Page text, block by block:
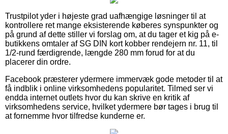
Trustpilot yder i højeste grad uafhængige løsninger til at
kontrollere ret mange eksisterende køberes synspunkter og
på grund af dette stiller vi forslag om, at du tager et kig på e-
butikkens omtaler af SG DIN kort kobber rendejern nr. 11, til
1/2-rund færdigrende, længde 280 mm forud for at du
placerer din ordre.
Facebook præsterer ydermere immervæk gode metoder til at
få indblik i online virksomhedens popularitet. Tilmed ser vi
endda internet outlets hvor du kan skrive en kritik af
virksomhedens service, hvilket ydermere bør tages i brug til
at fornemme hvor tilfredse kunderne er.